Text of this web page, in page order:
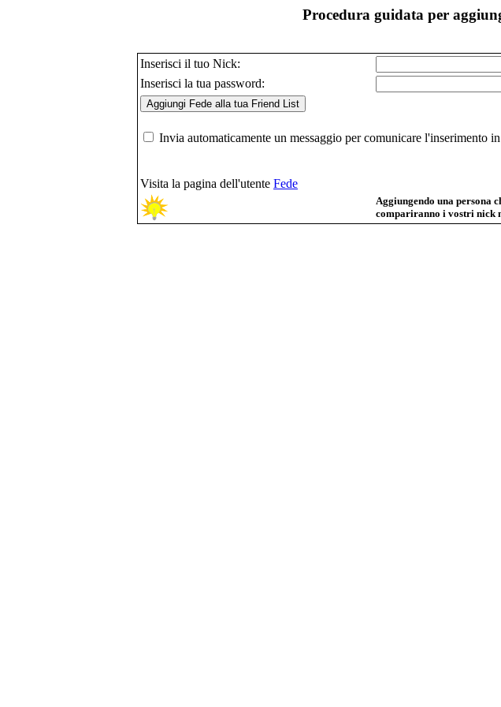
Procedura guidata per
Inserisci il tuo Nick:
Inserisci la tua password:
Invia automaticamente un messaggio per comunicare l'inserimento
Visita la pagina dell'utente Fede
Aggiungendo una persona
compariranno i vostri nick